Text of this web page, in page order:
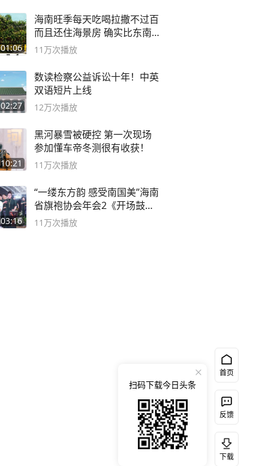
01:06
海南旺季每天吃喝拉撒不过百
而且还住海景房 确实比东南
亚合适
11万次播放
02:27
数读检察公益诉讼十年！中英
双语短片上线
12万次播放
10:21
黑河暴雪被硬控 第一次现场
参加懂车帝冬测很有收获！
11万次播放
03:16
“一缕东方韵 感受南国美”海南
省旗袍协会年会2《开场鼓》
二团
11万次播放
首页
反馈
下载
扫码下载今日头条